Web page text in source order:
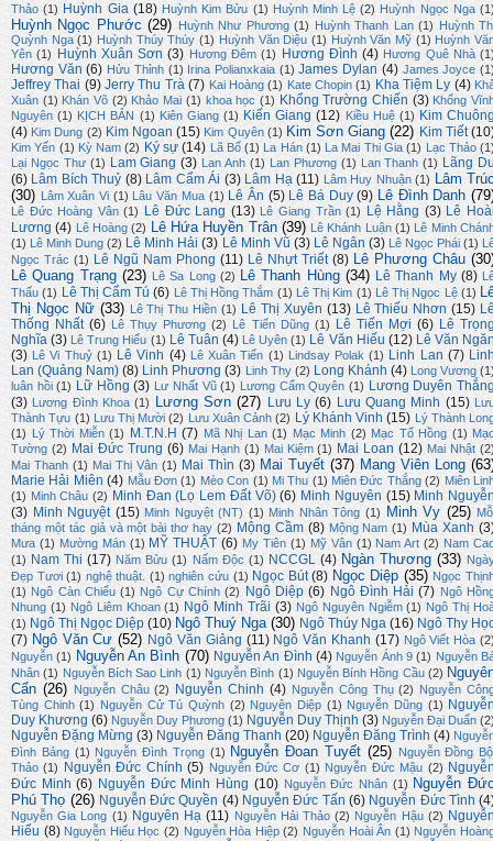
Thảo (1) Huỳnh Gia (18) Huỳnh Kim Bửu (1) Huỳnh Minh Lệ (2) Huỳnh Ngọc Nga
Huỳnh Ngọc Phước (29) Huỳnh Như Phương (1) Huỳnh Thanh Lan (1)
Huỳnh
Quỳnh Nga (1) Huỳnh Thúy Thúy (1) Huỳnh Văn Diệu (1) Huỳnh Văn Mỹ (1) Huỳnh
Yên (1) Huỳnh Xuân Sơn (3) Hương Đêm (1) Hương Đình (4) Hương Quê Nhà
Hương Văn (6) Hửu Thỉnh (1) Irina Polianxkaia (1) James Dylan (4) James Joyce
Jeffrey Thai (9) Jerry Thu Trà (7) Kai Hoàng (1) Kate Chopin (1) Kha Tiệm Ly (4)
Xuân (1) Khán Võ (2) Khảo Mai (1) khoa học (1) Khổng Trường Chiến (3) Khổng
Nguyên (1) KỊCH BẢN (1) Kiên Giang (1) Kiến Giang (12) Kiều Huệ (1) Kim
(4) Kim Dung (2) Kim Ngoan (15) Kim Quyên (1) Kim Sơn Giang (22) Kim Tiết
Kim Yến (1) Kỳ Nam (2) Ký sự (14) Lã Bố (1) La Hán (1) La Mai Thi Gia (1) Lạc Thảo
Lại Ngọc Thư (1) Lam Giang (3) Lan Anh (1) Lan Phương (1) Lan Thanh (1) Lãng
(6) Lâm Bích Thuỷ (8) Lâm Cẩm Ái (3) Lâm Hạ (11) Lâm Huy Nhuận (1) Lâm
(30) Lâm Xuân Vi (1) Lâu Văn Mua (1) Lê Ân (5) Lê Bá Duy (9) Lê Đình Danh
Lê Đức Hoàng Vân (1) Lê Đức Lang (13) Lê Giang Trần (1) Lệ Hằng (3) Lê
Lương (4) Lê Hoàng (2) Lê Hứa Huyền Trân (39) Lê Khánh Luận (1) Lê Minh
(1) Lê Minh Dung (2) Lê Minh Hải (3) Lê Minh Vũ (3) Lê Ngân (3) Lê Ngọc Phái (1)
Ngọc Trác (1) Lê Ngũ Nam Phong (11) Lê Nhựt Triết (8) Lê Phương Châu
Lê Quang Trạng (23) Lê Sa Long (2) Lê Thanh Hùng (34) Lê Thanh My (8)
Thấu (1) Lê Thị Cẩm Tú (6) Lê Thị Hồng Thắm (1) Lê Thị Kim (1) Lê Thị Ngọc Lệ (1)
Thị Ngọc Nữ (33) Lê Thị Thu Hiền (1) Lê Thị Xuyên (13) Lê Thiếu Nhơn (15)
Thống Nhất (6) Lê Thụy Phương (2) Lê Tiến Dũng (1) Lê Tiến Mợi (6) Lê
Nghĩa (3) Lê Trung Hiếu (1) Lê Tuân (4) Lê Uyên (1) Lê Văn Hiếu (12) Lê Văn
(3) Lê Vi Thuỷ (1) Lê Vinh (4) Lê Xuân Tiến (1) Lindsay Polak (1) Linh Lan (7)
Lan (Quảng Nam) (8) Linh Phương (3) Linh Thy (2) Long Khánh (4) Long Vương
luân hồi (1) Lữ Hồng (3) Lư Nhất Vũ (1) Lương Cẩm Quyên (1) Lương Duyên
(3) Lương Đình Khoa (1) Lương Sơn (27) Lưu Ly (6) Lưu Quang Minh (15)
Thành Tựu (1) Lưu Thị Mười (2) Lưu Xuân Cảnh (2) Lý Khánh Vinh (15) Lý Thành
(1)
Lý Thời Miễn (1) M.T.N.H (7) Mã Nhị Lan (1) Mạc Minh (2) Mạc Tố Hồng (1)
Tường (2) Mai Đức Trung (6) Mai Hạnh (1) Mai Kiệm (1) Mai Loan (12) Mai Nhật
Mai Thanh (1) Mai Thị Vân (1) Mai Thìn (3) Mai Tuyết (37) Mang Viên Long
Marie Hải Miên (4) Mẫu Đơn (1) Mèo Con (1) Mi Thu (1) Miên Đức Thắng (2) Miên
(1) Minh Châu (2) Minh Đan (Lọ Lem Đất Võ) (6) Minh Nguyên (15) Minh
(3) Minh Nguyệt (15) Minh Nguyệt (NT) (1) Minh Nhân Tông (1) Minh Vy (25)
tháng một tác giả và một bài thơ hay (2) Mộng Cầm (8) Mộng Nam (1) Mùa Xanh
Mưa (1) Mường Mán (1) MỸ THUẬT (6) My Tiên (1) Mỹ Vân (1) Nam Art (2) Nam
(1) Nam Thi (17) Năm Bửu (1) Nấm Độc (1) NCCGL (4) Ngàn Thương (33)
Đẹp Tươi (1) nghệ thuật. (1) nghiên cứu (1) Ngọc Bút (8) Ngọc Diệp (35) Ngọc
(1) Ngô Càn Chiểu (1) Ngô Cự Chính (2) Ngô Diệp (6) Ngô Đình Hải (7) Ngô
Nhung (1) Ngô Liêm Khoan (1) Ngô Minh Trãi (3) Ngô Nguyên Ngiễm (1) Ngô Thị
(1) Ngô Thị Ngọc Diệp (10) Ngô Thuý Nga (30) Ngô Thúy Nga (16) Ngô Thy
(7) Ngô Văn Cư (52) Ngô Văn Giảng (11) Ngô Văn Khanh (17) Ngô Viết Hòa
Nguyễn (1) Nguyễn An Bình (70) Nguyễn An Đình (4) Nguyễn Ánh 9 (1) Nguyễn
Nhân (1) Nguyễn Bích Sao Linh (1) Nguyễn Bình (1) Nguyễn Bính Hồng Cầu (2)
Cẩn (26) Nguyễn Châu (2) Nguyễn Chinh (4) Nguyễn Công Thụ (2) Nguyễn
Tùng Chinh (1) Nguyễn Cử Tú Quỳnh (2) Nguyên Diệp (1) Nguyễn Dũng (1)
Duy Khương (6) Nguyễn Duy Phương (1) Nguyễn Duy Thịnh (3) Nguyễn Đại Duẩn
Nguyễn Đặng Mừng (3) Nguyễn Đăng Thanh (20) Nguyễn Đăng Trình (4)
Đình Bảng (1) Nguyễn Đình Trọng (1) Nguyễn Đoan Tuyết (25)
Nguyễn Đồng
Thảo (1) Nguyễn Đức Chính (5) Nguyễn Đức Cơ (1) Nguyễn Đức Mậu (2)
Đức Minh (6) Nguyễn Đức Minh Hùng (10) Nguyễn Đức Nhân (1) Nguyễn
Phú Thọ (26) Nguyễn Đức Quyền (4) Nguyễn Đức Tấn (6) Nguyễn Đức Tình
Nguyễn Gia Long (1) Nguyên Hạ (11) Nguyễn Hải Thảo (2) Nguyễn Hậu (2)
Hiếu (8) Nguyễn Hiếu Học (2) Nguyễn Hòa Hiệp (2) Nguyễn Hoài Ân (1) Nguyễn